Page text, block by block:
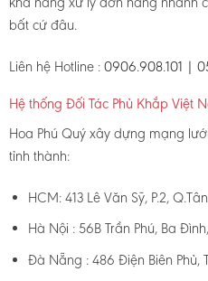
bất cứ đâu.
Liên hệ Hotline : 0906.908.101 |
Hệ thống Đối Tác Phủ Khắp Việt
Hoa Phú Quý xây dựng mạng
tỉnh thành:
HCM: 413 Lê Văn Sỹ, P.2,
Hà Nội : 56B Trần Phú, Ba
Đà Nẵng : 486 Điện Biên Phủ,